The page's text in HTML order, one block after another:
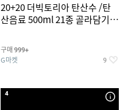
20+20 더빅토리아 탄산수 /탄
산음료 500ml 21종 골라담기
구매 999+
G마켓 9
4